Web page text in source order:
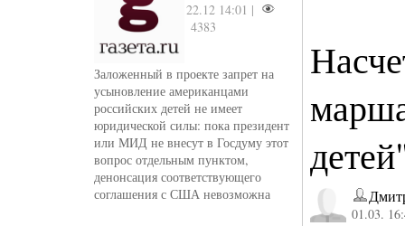
22.12 14:01 |
4383
Заложенный в проекте запрет на
усыновление американцами
российских детей не имеет
юридической силы: пока президент
или МИД не внесут в Госдуму этот
вопрос отдельным пунктом,
денонсация соответствующего
соглашения с США невозможна
01.03.